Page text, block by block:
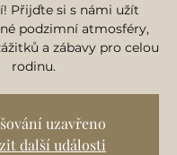
Přijďte si s námi užít
podzimní atmosféry,
a zábavy pro celou
rodinu.
uzavřeno
další události